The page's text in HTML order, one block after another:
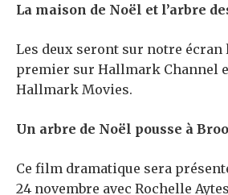
La maison de Noël et l’arbre
Les deux seront sur notre écran
premier sur Hallmark Channel
Hallmark Movies.
Un arbre de Noël pousse à
Ce film dramatique sera
24 novembre avec Rochelle